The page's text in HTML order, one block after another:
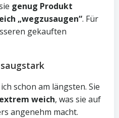
genug Produkt
„wegzusaugen“. Für
gekauften
schon am längsten. Sie
weich, was sie auf
angenehm macht.